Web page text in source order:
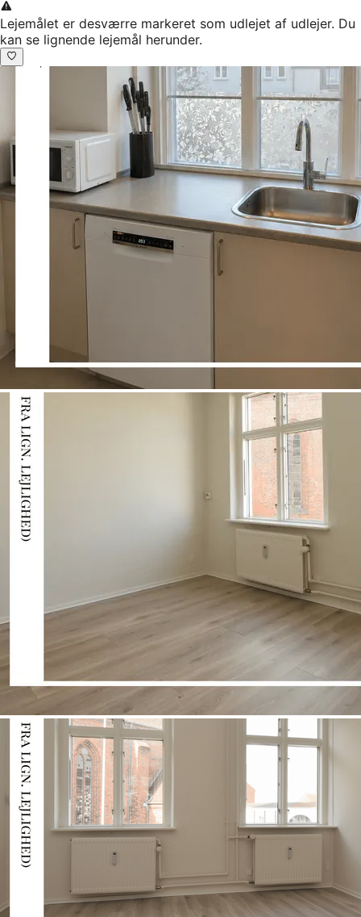
Lejemålet er desværre markeret som udlejet af udlejer. Du
kan se lignende lejemål herunder.